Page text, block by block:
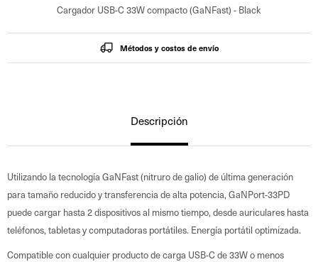
Cargador USB-C 33W compacto (GaNFast) - Black
Métodos y costos de envío
Descripción
Utilizando la tecnología GaNFast (nitruro de galio) de última generación
para tamaño reducido y transferencia de alta potencia, GaNPort-33PD
puede cargar hasta 2 dispositivos al mismo tiempo, desde auriculares hasta
teléfonos, tabletas y computadoras portátiles. Energía portátil optimizada.
Compatible con cualquier producto de carga USB-C de 33W o menos